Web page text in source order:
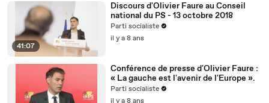
41:07
Discours d'Olivier Faure au Conseil
national du PS - 13 octobre 2018
Parti socialiste
il y a 8 ans
Conférence de presse d'Olivier Faure :
« La gauche est l'avenir de l'Europe ».
Parti socialiste